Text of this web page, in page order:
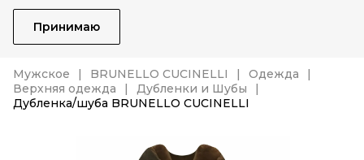
Принимаю
Мужское BRUNELLO CUCINELLI
Одежда
Верхняя одежда
Дубленки и Шубы
Дубленка/шуба BRUNELLO CUCINELLI